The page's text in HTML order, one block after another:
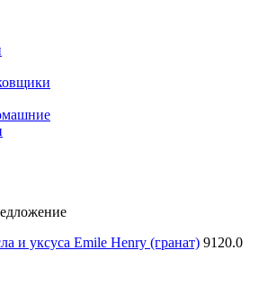
и уксуса Emile Henry (гранат) 9120.0